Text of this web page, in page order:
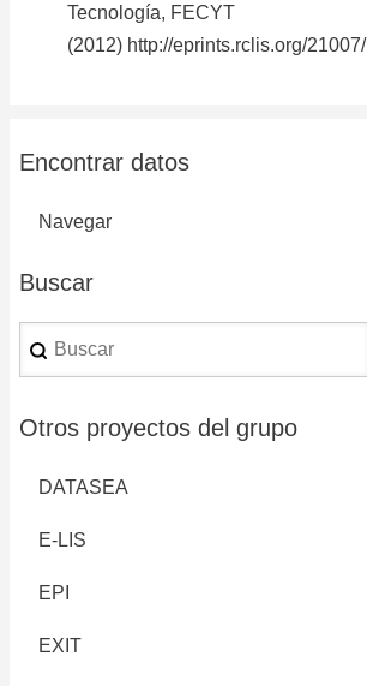
Tecnología, FECYT
(2012) http://eprints.rclis.org/21007/
Encontrar datos
Navegar
Buscar
Buscar
Otros proyectos del grupo
DATASEA
E-LIS
EPI
EXIT